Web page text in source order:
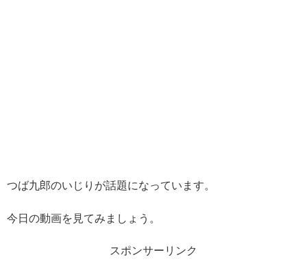
つば九郎のいじりが話題になっています。
今日の動画を見てみましょう。
スポンサーリンク